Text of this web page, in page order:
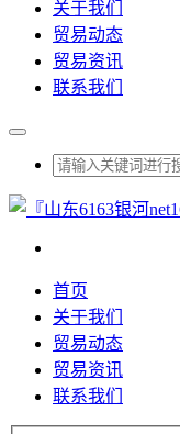
关于我们
贸易动态
贸易资讯
联系我们
首页
关于我们
贸易动态
贸易资讯
联系我们